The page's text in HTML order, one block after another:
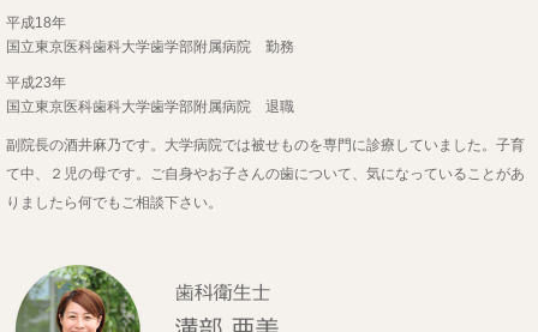
平成18年
国立東京医科歯科大学歯学部附属病院 勤務
平成23年
国立東京医科歯科大学歯学部附属病院 退職
副院長の酒井麻乃です。大学病院では被せものを専門に診療していました。子育
て中、２児の母です。ご自身やお子さんの歯について、気になっていることがあ
りましたら何でもご相談下さい。